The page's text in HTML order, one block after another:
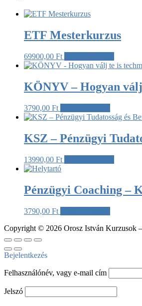
ETF Mesterkurzus
69900,00 Ft
KÖNYV – Hogyan
3790,00 Ft
KSZ – Pénzügyi
13990,00 Ft
Pénzügyi Coaching –
3790,00 Ft
Copyright © 2026 Orosz István Kurzusok –
Bejelentkezés
Felhasználónév, vagy e-mail cím
Jelszó